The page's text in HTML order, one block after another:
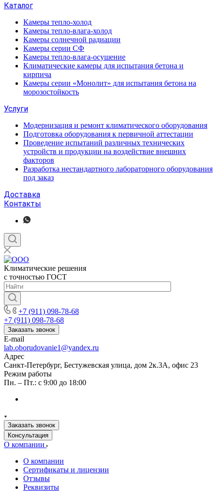
Каталог
Камеры тепло-холод
Камеры тепло-влага-холод
Камеры солнечной радиации
Камеры серии СФ
Камеры тепло-влага-осушение
Климатические камеры для испытания бетона и
кирпича
Камеры серии «Монолит» для испытания бетона на
морозостойкость
Услуги
Модернизация и ремонт климатического оборудования
Подготовка оборудования к первичной аттестации
Проведение испытаний различных технических
устройств и продукции на воздействие внешних
факторов
Разработка нестандартного лабораторного оборудования
под заказ
Доставка
Контакты
Климатические решения
с точностью ГОСТ
+7 (911) 098-78-68
+7 (911) 098-78-68
Заказать звонок
E-mail
lab.oborudovanie1@yandex.ru
Адрес
Санкт-Петербург, Бестужевская улица, дом 2к.3А, офис 23
Режим работы
Пн. – Пт.: с 9:00 до 18:00
Заказать звонок
Консультация
О компании
О компании
Сертификаты и лицензии
Отзывы
Реквизиты